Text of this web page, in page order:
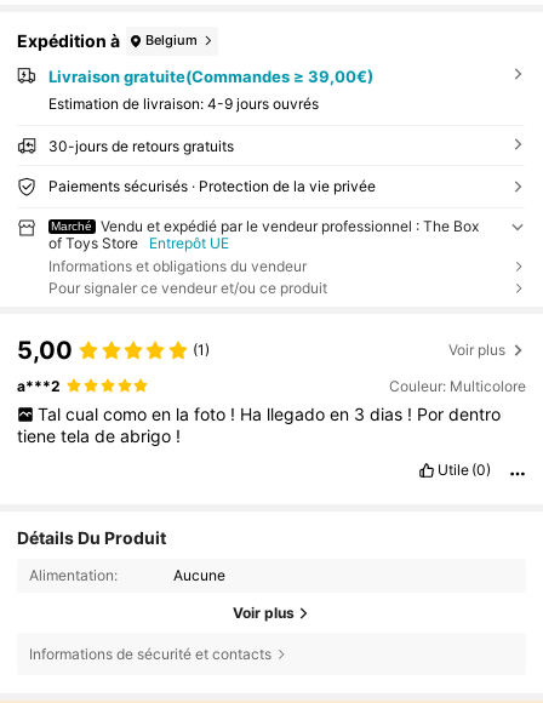
Expédition à Belgium
Livraison gratuite(Commandes ≥ 39,00€)
Estimation de livraison: 4-9 jours ouvrés
30-jours de retours gratuits
Paiements sécurisés · Protection de la vie privée
Marché
Vendu et expédié par le vendeur professionnel : The Box
of Toys Store
Entrepôt UE
Informations et obligations du vendeur
Pour signaler ce vendeur et/ou ce produit
5,00 (1) Voir plus
a***2 Couleur: Multicolore
Tal cual como en la foto ! Ha llegado en 3 dias ! Por dentro
tieneteladeabrigo !
Utile (0)
Détails Du Produit
Alimentation: Aucune
Voir plus
Informations de sécurité et contacts